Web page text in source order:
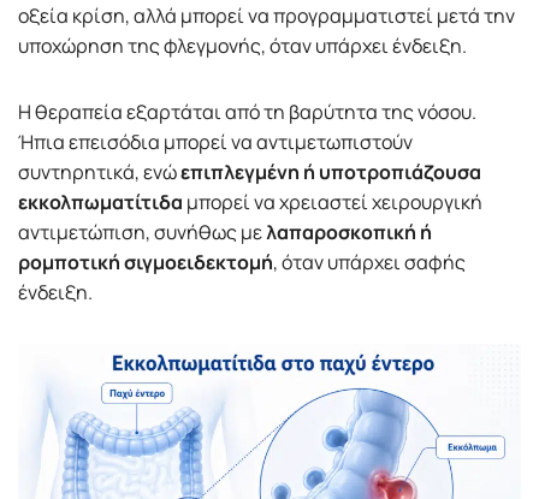
οξεία κρίση, αλλά μπορεί να προγραμματιστεί μετά την
υποχώρηση της φλεγμονής, όταν υπάρχει ένδειξη.
Η θεραπεία εξαρτάται από τη βαρύτητα της νόσου.
Ήπια επεισόδια μπορεί να αντιμετωπιστούν
συντηρητικά, ενώεπιπλεγμένη ή υποτροπιάζουσα
εκκολπωματίτιδα μπορεί να χρειαστεί χειρουργική
αντιμετώπιση, συνήθως μελαπαροσκοπική ή
ρομποτική σιγμοειδεκτομή, όταν υπάρχει σαφής
ένδειξη.